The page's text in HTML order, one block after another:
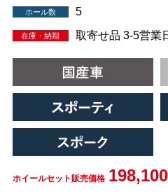
ホール数 5
在庫・納期 取寄せ品 3-5営業
ホイールセット販売価格 198,100